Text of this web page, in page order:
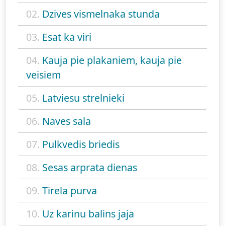
02. Dzives vismelnaka stunda
03. Esat ka viri
04. Kauja pie plakaniem, kauja pie
veisiem
05. Latviesu strelnieki
06. Naves sala
07. Pulkvedis briedis
08. Sesas arprata dienas
09. Tirela purva
10. Uz karinu balins jaja